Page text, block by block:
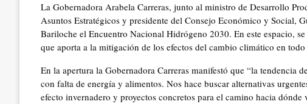
La Gobernadora Arabela Carreras, junto al ministro de Desarrollo
Asuntos Estratégicos y presidente del Consejo Económico y Social,
Bariloche el Encuentro Nacional Hidrógeno 2030. En este espacio,
que aporta a la mitigación de los efectos del cambio climático en todo
En la apertura la Gobernadora Carreras manifestó que “la tendencia
con falta de energía y alimentos. Nos hace buscar alternativas
efecto invernadero y proyectos concretos para el camino hacia dónde